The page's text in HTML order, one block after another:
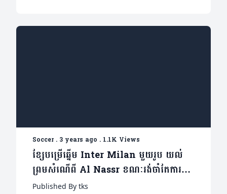
Soccer. 3 years ago . 1.1K Views
ខ្សែបម្រើឆ្នើម Inter Milan មួយរូប យល់
ព្រមសំណើពី Al Nassr ខណៈរង់ចាំតែការចុះ
ហត្ថលេខាសម្រេចប៉ុណ្ណោះ
Published By tks